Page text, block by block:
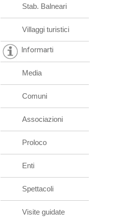
Stab. Balneari
Villaggi turistici
Informarti
Media
Comuni
Associazioni
Proloco
Enti
Spettacoli
Visite guidate